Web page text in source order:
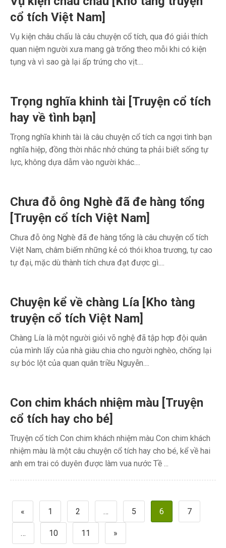
cổ tích Việt Nam]
Vụ kiện châu chấu là câu chuyện cổ tích, qua đó giải thích
quan niệm người xưa mang gà trống theo mỗi khi có kiện
tụng và vì sao gà lại ấp trứng cho vịt....
Trọng nghĩa khinh tài [Truyện cổ tích
hay về tình bạn]
Trọng nghĩa khinh tài là câu chuyện cổ tích ca ngợi tình bạn
nghĩa hiệp, đồng thời nhắc nhở chúng ta phải biết sống tự
lực, không dựa dẫm vào người khác....
Chưa đỗ ông Nghè đã đe hàng tổng
[Truyện cổ tích Việt Nam]
Chưa đỗ ông Nghè đã đe hàng tổng là câu chuyện cổ tích
Việt Nam, châm biếm những kẻ có thói khoa trương, tự cao
tự đại, mặc dù thành tích chưa đạt được gì....
Chuyện kể về chàng Lía [Kho tàng
truyện cổ tích Việt Nam]
Chàng Lía là một người giỏi võ nghệ đã tập hợp đội quân
của mình lấy của nhà giàu chia cho người nghèo, chống lại
sự bóc lột của quan quân triều Nguyễn....
Con chim khách nhiệm màu [Truyện
cổ tích hay cho bé]
Truyện cổ tích Con chim khách nhiệm màu Con chim khách
nhiệm màu là một câu chuyện cổ tích hay cho bé, kể về hai
anh em trai có duyên được làm vua nước Tề ...
Phân
trang
bài
« 1 2 … 5 6 7
… 10 11 »